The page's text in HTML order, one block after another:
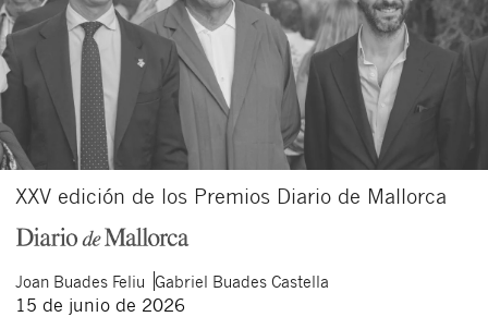
XXV edición de los Premios Diario de Mallorca
Joan Buades Feliu Gabriel Buades Castella
15 de junio de 2026